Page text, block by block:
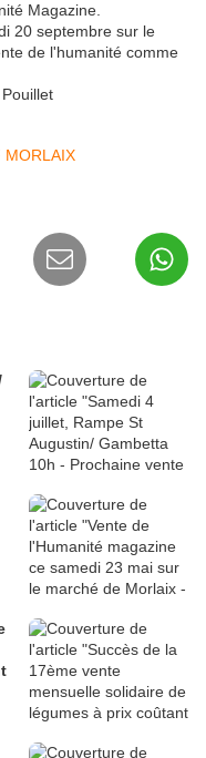
Magazine.
20 septembre sur le
de l'humanité comme
MORLAIX